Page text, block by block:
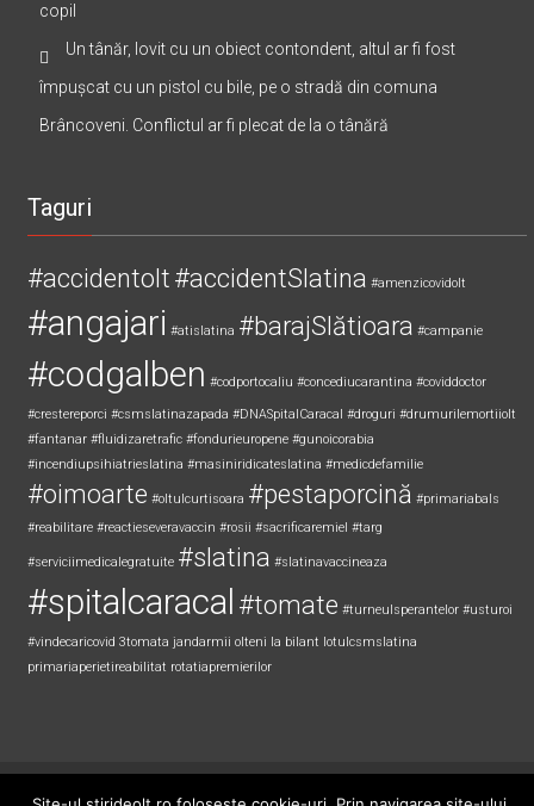
copil
Un tânăr, lovit cu un obiect contondent, altul ar fi fost
împușcat cu un pistol cu bile, pe o stradă din comuna
Brâncoveni. Conflictul ar fi plecat de la o tânără
Taguri
#accidentolt #accidentSlatina #amenzicovidolt
#angajari #atislatina #barajSlătioara #campanie
#codgalben #codportocaliu #concediucarantina #coviddoctor
#crestereporci #csmslatinazapada #DNASpitalCaracal #droguri #drumurilemortiiolt
#fantanar #fluidizaretrafic #fondurieuropene #gunoicorabia
#incendiupsihiatrieslatina #masiniridicateslatina #medicdefamilie
#oimoarte #oltulcurtisoara #pestaporcină #primariabals
#reabilitare #reactieseveravaccin #rosii #sacrificaremiel #targ
#serviciimedicalegratuite #slatina #slatinavaccineaza
#spitalcaracal #tomate #turneulsperantelor #usturoi
#vindecaricovid 3tomata jandarmii olteni la bilant lotulcsmslatina
primariaperietireabilitat rotatiapremierilor